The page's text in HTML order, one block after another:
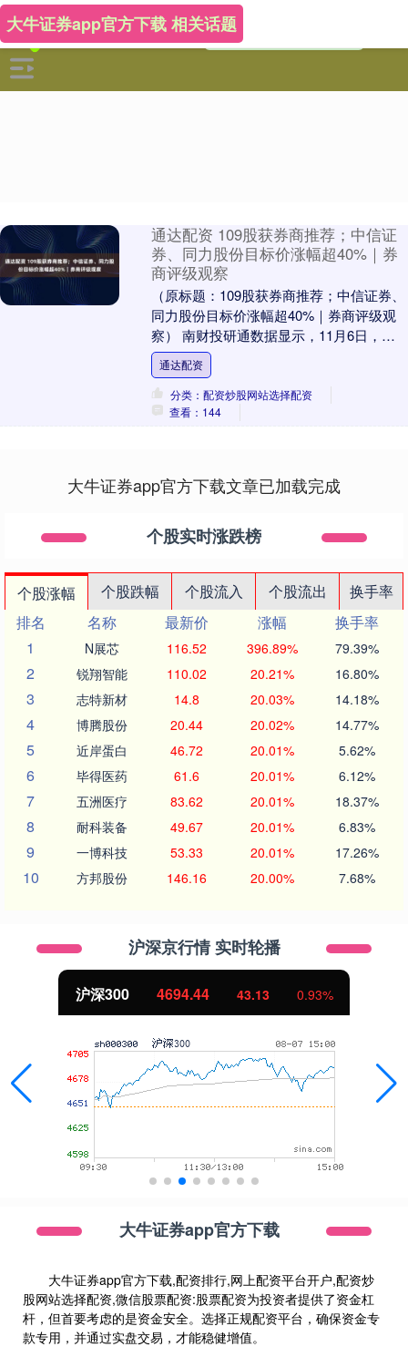
大牛证券app官方下载 相关话题
通达配资 109股获券商推荐；中信证
券、同力股份目标价涨幅超40%｜券
商评级观察
（原标题：109股获券商推荐；中信证券、
同力股份目标价涨幅超40%｜券商评级观
察） 南财投研通数据显示，11月6日，券
商给予上市公司目标价共29次，按最新收
盘价....
通达配资
分类：配资炒股网站选择配资
查看：144
大牛证券app官方下载文章已加载完成
个股实时涨跌榜
个股涨幅 个股跌幅 个股流入 个股流出
换手率
排名
名称 最新价 涨幅
换手率
1
N展芯 116.52 396.89% 79.39%
2 锐翔智能 110.02 20.21% 16.80%
3 志特新材 14.8 20.03% 14.18%
4 博腾股份 20.44 20.02% 14.77%
5 近岸蛋白 46.72 20.01% 5.62%
6 毕得医药 61.6 20.01% 6.12%
7 五洲医疗 83.62 20.01% 18.37%
8 耐科装备 49.67 20.01% 6.83%
9 一博科技 53.33 20.01% 17.26%
10 方邦股份 146.16 20.00% 7.68%
沪深京行情 实时轮播
沪深300 4694.44 43.13 0.93%
大牛证券app官方下载
大牛证券app官方下载,配资排行,网上配资平台开户,配资炒
股网站选择配资,微信股票配资:股票配资为投资者提供了资金杠
杆，但首要考虑的是资金安全。选择正规配资平台，确保资金专
款专用，并通过实盘交易，才能稳健增值。